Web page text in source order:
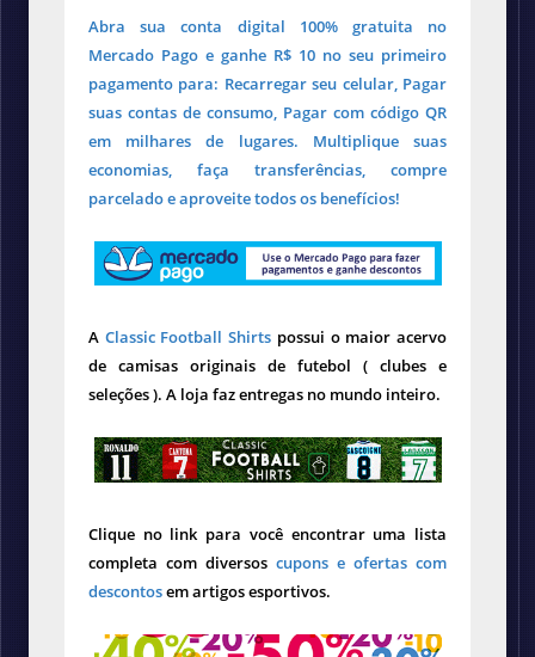
Abra sua conta digital 100% gratuita no
Mercado Pago e ganhe R$ 10 no seu primeiro
pagamento para: Recarregar seu celular, Pagar
suas contas de consumo, Pagar com código QR
em milhares de lugares. Multiplique suas
economias, faça transferências, compre
parcelado e aproveite todos os benefícios!
A Classic Football Shirts possui o maior acervo
de camisas originais de futebol ( clubes e
seleções ). A loja faz entregas no mundo inteiro.
Clique no link para você encontrar uma lista
completa com diversos cupons e ofertas com
descontosem artigos esportivos.